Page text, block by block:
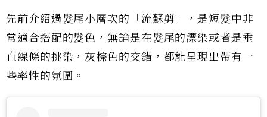
先前介紹過髮尾小層次的「流蘇剪」，是短髮中非
常適合搭配的髮色，無論是在髮尾的漂染或者是垂
直線條的挑染，灰棕色的交錯，都能呈現出帶有一
些率性的氛圍。